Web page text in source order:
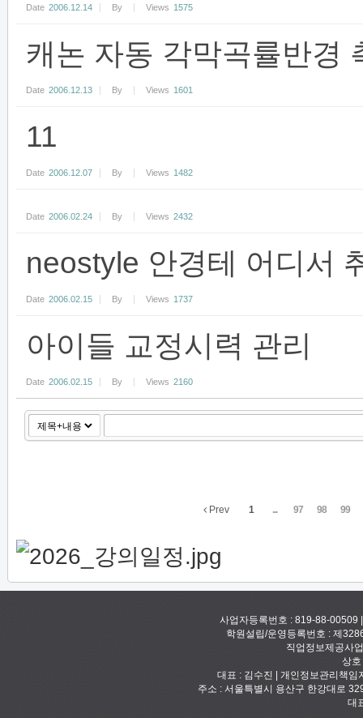
Date 2006.12.14 By Views 1575
캐논 자동 각막곡률반경
Date 2006.12.13 By Views 1601
11
Date 2006.12.07 By Views 1482
Date 2006.02.24 By Views 2432
neostyle 안경테 어디서
Date 2006.02.15 By Views 1737
아이들 교정시력 관리
Date 2006.02.15 By Views 2160
Prev 1 ... 97 98 99
사업자등록번호 : 819-88-00509
학원설립/운영등록번호 : 제
직업정보제공사
상
대표 : 김수진 | 개인정보관리책
주소 : 서울특별시 용산구 한강대로
대